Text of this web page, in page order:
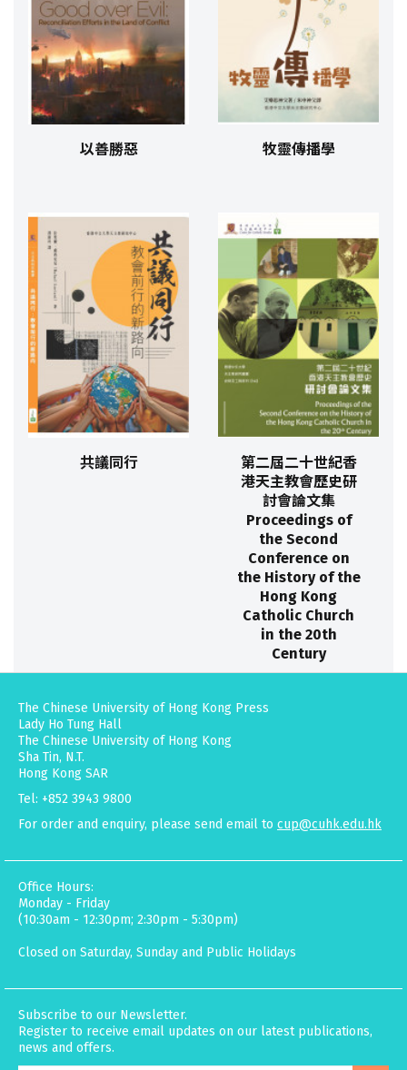
以善勝惡 牧靈傳播學
共議同行
第二屆二十世紀香
港天主教會歷史研
討會論文集
Proceedings of
the Second
Conference on
the History of the
Hong Kong
Catholic Church
in the 20th
Century
The Chinese University of Hong Kong Press
Lady Ho Tung Hall
The Chinese University of Hong Kong
Sha Tin, N.T.
Hong Kong SAR
Tel: +852 3943 9800
For order and enquiry, please send email to cup@cuhk.edu.hk
Office Hours:
Monday - Friday
(10:30am - 12:30pm; 2:30pm - 5:30pm)
Closed on Saturday, Sunday and Public Holidays
Subscribe to our Newsletter.
Register to receive email updates on our latest publications,
news and offers.